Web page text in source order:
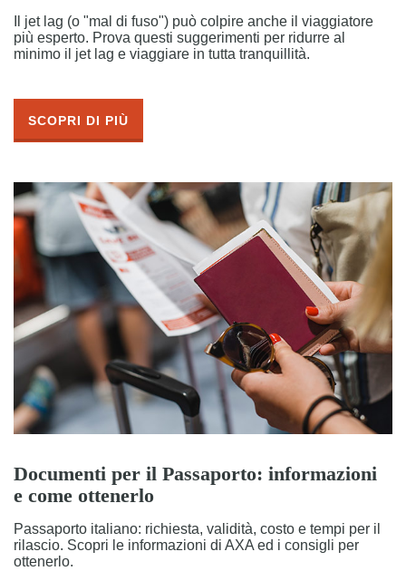
Il jet lag (o "mal di fuso") può colpire anche il viaggiatore
più esperto. Prova questi suggerimenti per ridurre al
minimo il jet lag e viaggiare in tutta tranquillità.
SCOPRI DI PIÙ
Documenti per il Passaporto: informazioni
e come ottenerlo
Passaporto italiano: richiesta, validità, costo e tempi per il
rilascio. Scopri le informazioni di AXA ed i consigli per
ottenerlo.